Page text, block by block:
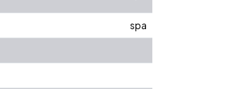
spa